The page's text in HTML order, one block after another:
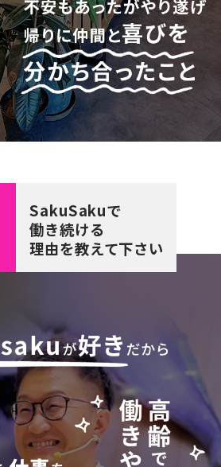
SakuSakuで
働き続ける
理由を教えて下さい